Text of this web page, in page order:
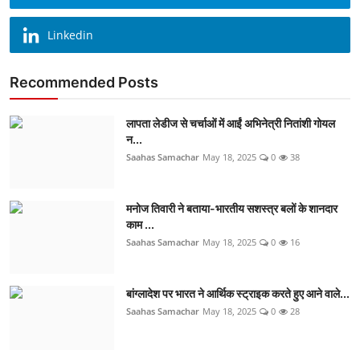
Linkedin
Recommended Posts
लापता लेडीज से चर्चाओं में आईं अभिनेत्री नितांशी गोयल
न...
Saahas Samachar May 18, 2025 0 38
मनोज तिवारी ने बताया-भारतीय सशस्त्र बलों के शानदार
काम ...
Saahas Samachar May 18, 2025 0 16
बांग्लादेश पर भारत ने आर्थिक स्ट्राइक करते हुए आने वाले...
Saahas Samachar May 18, 2025 0 28